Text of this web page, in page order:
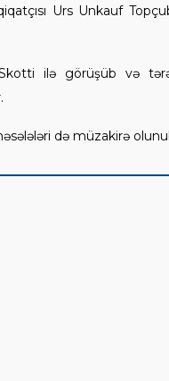
Urs Unkauf
ilə görüşüb və
də müzakirə